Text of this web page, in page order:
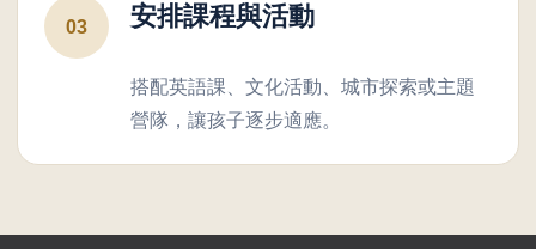
03 安排課程與活動
搭配英語課、文化活動、城市探索或主題
營隊，讓孩子逐步適應。